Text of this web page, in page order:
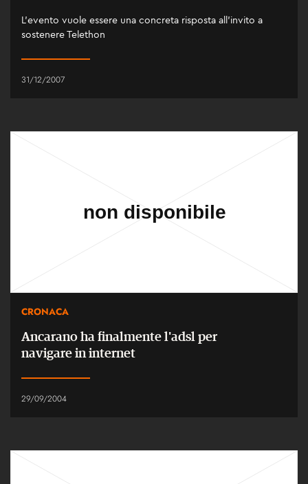
L’evento vuole essere una concreta risposta all’invito a
sostenere Telethon
31/12/2007
CRONACA
Ancarano ha finalmente l'adsl per
navigare in internet
29/09/2004